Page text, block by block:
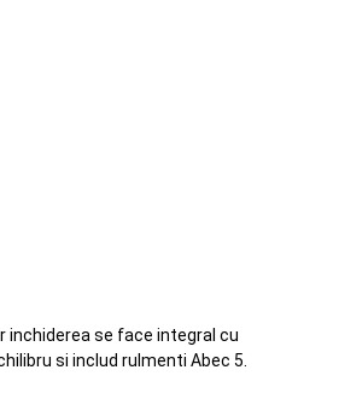
se face integral cu
si includ rulmenti Abec 5.